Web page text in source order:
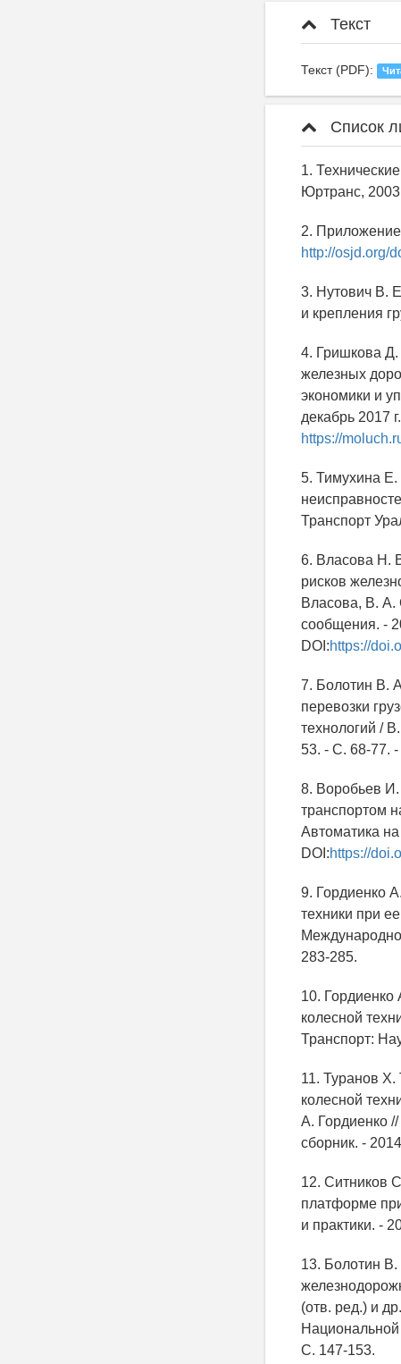
Текст
Текст (PDF):
Список
1.
Юртранс,
2.
http://osjd.org/
3. Нутович В.
и крепления
4. Гришкова Д.
железных
экономики и
декабрь 2017
https://
5. Тимухина Е.
Транспорт
6. Власова Н.
рисков
Власова, В. А.
сообщения. -
DOI:https://
7. Болотин В.
перевозки
технологий /
53. - С. 68-77. -
8. Воробьев И.
транспортом
Автоматика
DOI:https://
9. Гордиенко
техники при
283-285.
10. Гордиенко
колесной
Транспорт:
11. Туранов Х.
колесной
А. Гордиенко
сборник. -
12. Ситников
платформе
и практики. -
13. Болотин В.
(отв. ред.) и
С. 147-153.